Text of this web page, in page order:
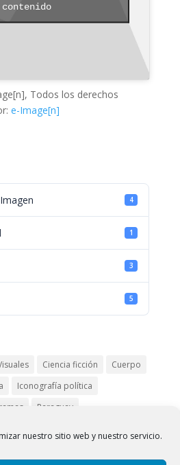
nuestro sitio web y nuestro servicio.
contenido
Todos los derechos
e-Image[n]
4
1
3
5
Ciencia ficción
Cuerpo
Iconografía política
Paraguay